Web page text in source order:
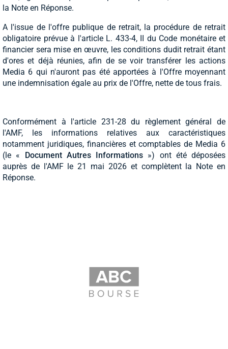
la Note en Réponse.
A l'issue de l'offre publique de retrait, la procédure de retrait
obligatoire prévue à l'article L. 433-4, II du Code monétaire et
financier sera mise en œuvre, les conditions dudit retrait étant
d'ores et déjà réunies, afin de se voir transférer les actions
Media 6 qui n'auront pas été apportées à l'Offre moyennant
une indemnisation égale au prix de l'Offre, nette de tous frais.
Conformément à l'article 231-28 du règlement général de
l'AMF, les informations relatives aux caractéristiques
notamment juridiques, financières et comptables de Media 6
(le « Document Autres Informations ») ont été déposées
auprès de l'AMF le 21 mai 2026 et complètent la Note en
Réponse.